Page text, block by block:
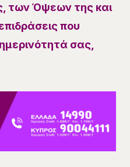
των Όψεων της και
που
σας,